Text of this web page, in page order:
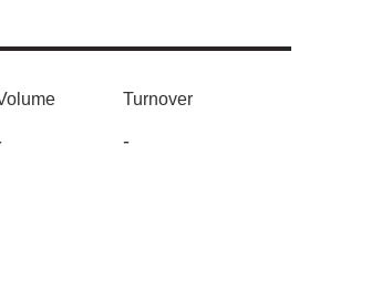
Turnover
-